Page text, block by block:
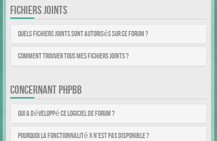
FICHIERS JOINTS
Quels fichiers joints sont autorisés sur ce forum ?
Comment trouver tous mes fichiers joints ?
CONCERNANT PHPBB
Qui a développé ce logiciel de forum ?
Pourquoi la fonctionnalité X n’est pas disponible ?